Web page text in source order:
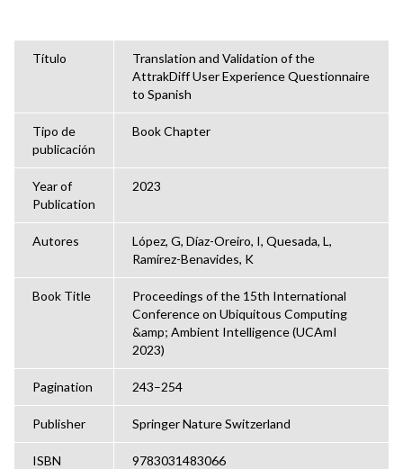
Título
Translation and Validation of the
AttrakDiff User Experience Questionnaire
to Spanish
Tipo de
publicación
Book Chapter
Year of
Publication
2023
Autores
López, G, Díaz-Oreiro, I, Quesada, L,
Ramírez-Benavides, K
Book Title
Proceedings of the 15th International
Conference on Ubiquitous Computing
&amp; Ambient Intelligence (UCAmI
2023)
Pagination 243–254
Publisher Springer Nature Switzerland
ISBN
9783031483066